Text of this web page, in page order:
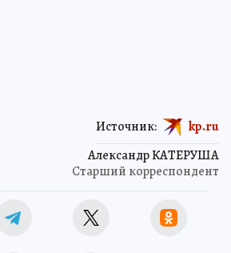
Александр КАТЕРУША
Старший корреспондент
Источник: kp.ru